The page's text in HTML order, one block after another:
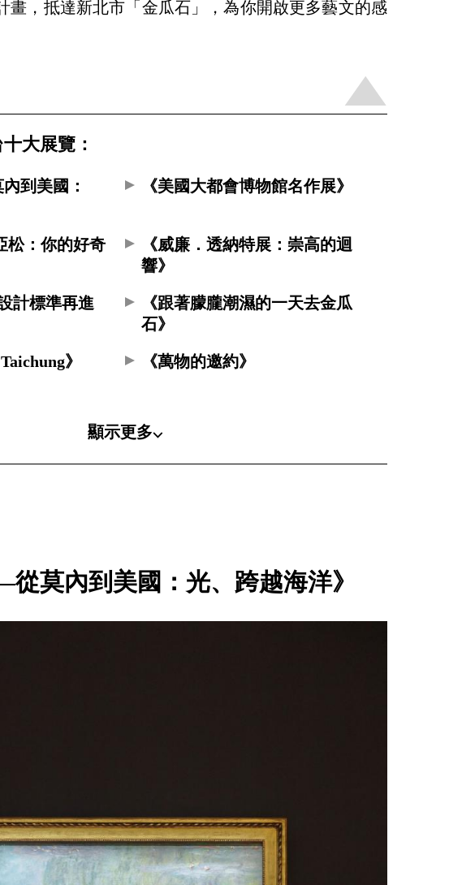
畫，抵達新北市「金瓜石」，為你開啟更多藝文的感
大展覽：
到美國：
《美國大都會博物館名作展》
松：你的好奇
《威廉．透納特展：崇高的迴
響》
計標準再進
《跟著朦朧潮濕的一天去金瓜
石》
》 《萬物的邀約》
顯示更多⌵
從莫內到美國：光、跨越海洋》